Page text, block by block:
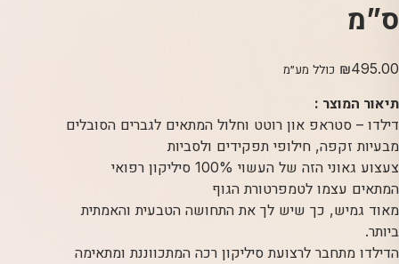
ס”מ
₪495.00 כולל מע״מ
תיאור המוצר :
דילדו – סטראפ און רוטט וחלול המתאים לגברים הסובלים
מבעיות זקפה, חילופי תפקידים ולסביות
צעצוע גאוני הזה של העשוי 100% סיליקון רפואי
המתאים עצמו לטמפרטורת הגוף
מאוד גמיש, כך שיש לך את התחושה הטבעית והאמתית
ביותר.
הדילדו מתחבר לרצועת סיליקון רכה המתכווננת ומתאימה